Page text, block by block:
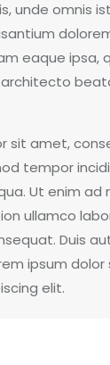
unde omnis
eaque ipsa,
sit amet,
tempor
Ut enim ad
ullamco
Duis
ipsum
elit.